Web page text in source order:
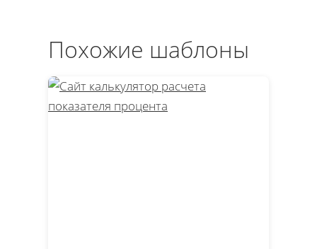
Похожие шаблоны